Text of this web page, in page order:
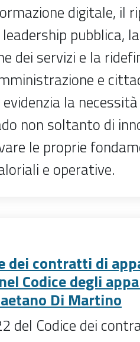
digitale, il
pubblica, la
dei servizi e la
e
la
non soltanto di
le proprie
e operative.
dei contratti di
Codice degli
Di Martino
del Codice dei